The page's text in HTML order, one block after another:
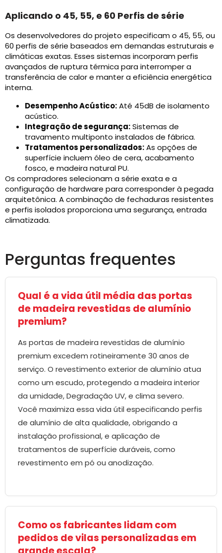
Aplicando o 45, 55, e 60 Perfis de série
Os desenvolvedores do projeto especificam o 45, 55, ou
60 perfis de série baseados em demandas estruturais e
climáticas exatas. Esses sistemas incorporam perfis
avançados de ruptura térmica para interromper a
transferência de calor e manter a eficiência energética
interna.
Desempenho Acústico:Até 45dB de isolamento
acústico.
Integração de segurança:Sistemas de
travamento multiponto instalados de fábrica.
Tratamentos personalizados:As opções de
superfície incluem óleo de cera, acabamento
fosco, e madeira natural PU.
Os compradores selecionam a série exata e a
configuração de hardware para corresponder à pegada
arquitetônica. A combinação de fechaduras resistentes
e perfis isolados proporciona uma segurança, entrada
climatizada.
Perguntas frequentes
Qual é a vida útil média das portas
de madeira revestidas de alumínio
premium?
As portas de madeira revestidas de alumínio
premium excedem rotineiramente 30 anos de
serviço. O revestimento exterior de alumínio atua
como um escudo, protegendo a madeira interior
da umidade, Degradação UV, e clima severo.
Você maximiza essa vida útil especificando perfis
de alumínio de alta qualidade, obrigando a
instalação profissional, e aplicação de
tratamentos de superfície duráveis, como
revestimento em pó ou anodização.
Como os fabricantes lidam com
pedidos de vilas personalizadas em